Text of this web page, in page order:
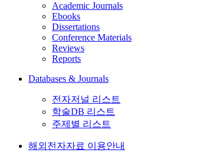
Academic Journals
Ebooks
Dissertations
Conference Materials
Reviews
Reports
Databases & Journals
전자저널 리스트
학술DB 리스트
주제별 리스트
해외전자자료 이용안내